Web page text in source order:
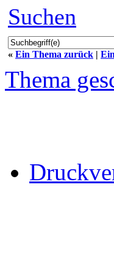
Suchen
« Ein Thema zurück |
Thema